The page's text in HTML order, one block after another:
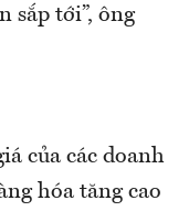
sắp tới”, ông
của các doanh
hóa tăng cao